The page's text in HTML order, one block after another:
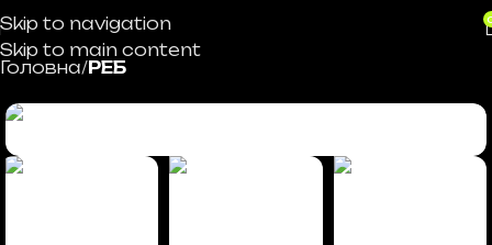
Skip to navigation
Skip to main content
Головна РЕБ